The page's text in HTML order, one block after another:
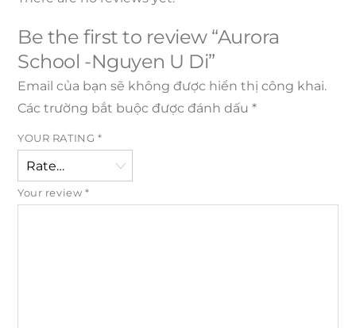
Be the first to review “Aurora
School -Nguyen U Di”
Email của bạn sẽ không được hiển thị công khai.
Các trường bắt buộc được đánh dấu*
YOUR RATING *
Your review *